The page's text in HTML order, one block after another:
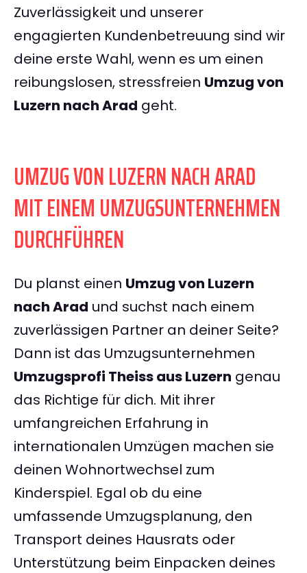
Zuverlässigkeit und unserer
engagierten Kundenbetreuung sind wir
deine erste Wahl, wenn es um einen
reibungslosen, stressfreien Umzug von
Luzern nach Arad geht.
UMZUG VON LUZERN NACH ARAD
MIT EINEM UMZUGSUNTERNEHMEN
DURCHFÜHREN
Du planst einen Umzug von Luzern
nach Arad und suchst nach einem
zuverlässigen Partner an deiner Seite?
Dann ist das Umzugsunternehmen
Umzugsprofi Theiss aus Luzern genau
das Richtige für dich. Mit ihrer
umfangreichen Erfahrung in
internationalen Umzügen machen sie
deinen Wohnortwechsel zum
Kinderspiel. Egal ob du eine
umfassende Umzugsplanung, den
Transport deines Hausrats oder
Unterstützung beim Einpacken deines